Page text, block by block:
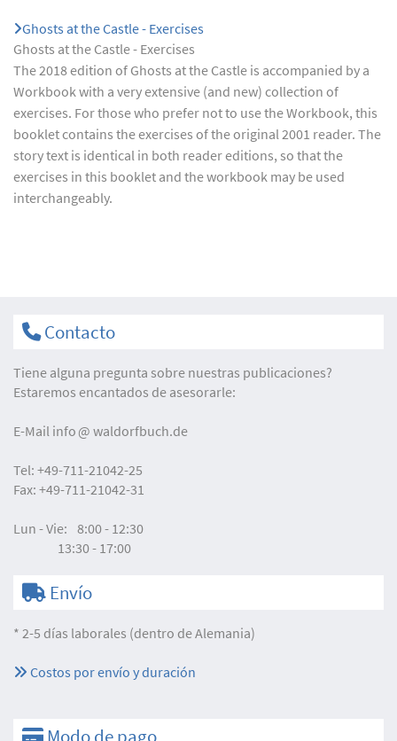
Ghosts at the Castle - Exercises
Ghosts at the Castle - Exercises
The 2018 edition of Ghosts at the Castle is accompanied by a
Workbook with a very extensive (and new) collection of
exercises. For those who prefer not to use the Workbook, this
booklet contains the exercises of the original 2001 reader. The
story text is identical in both reader editions, so that the
exercises in this booklet and the workbook may be used
interchangeably.
Contacto
Tiene alguna pregunta sobre nuestras publicaciones?
Estaremos encantados de asesorarle:
E-Mail info waldorfbuch.de
Tel: +49-711-21042-25
Fax: +49-711-21042-31
Lun - Vie: 8:00 - 12:30
13:30 - 17:00
Envío
* 2-5 días laborales (dentro de Alemania)
Costos por envío y duración
Modo de pago